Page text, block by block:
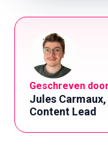
Geschreven door
Jules
Content Lead